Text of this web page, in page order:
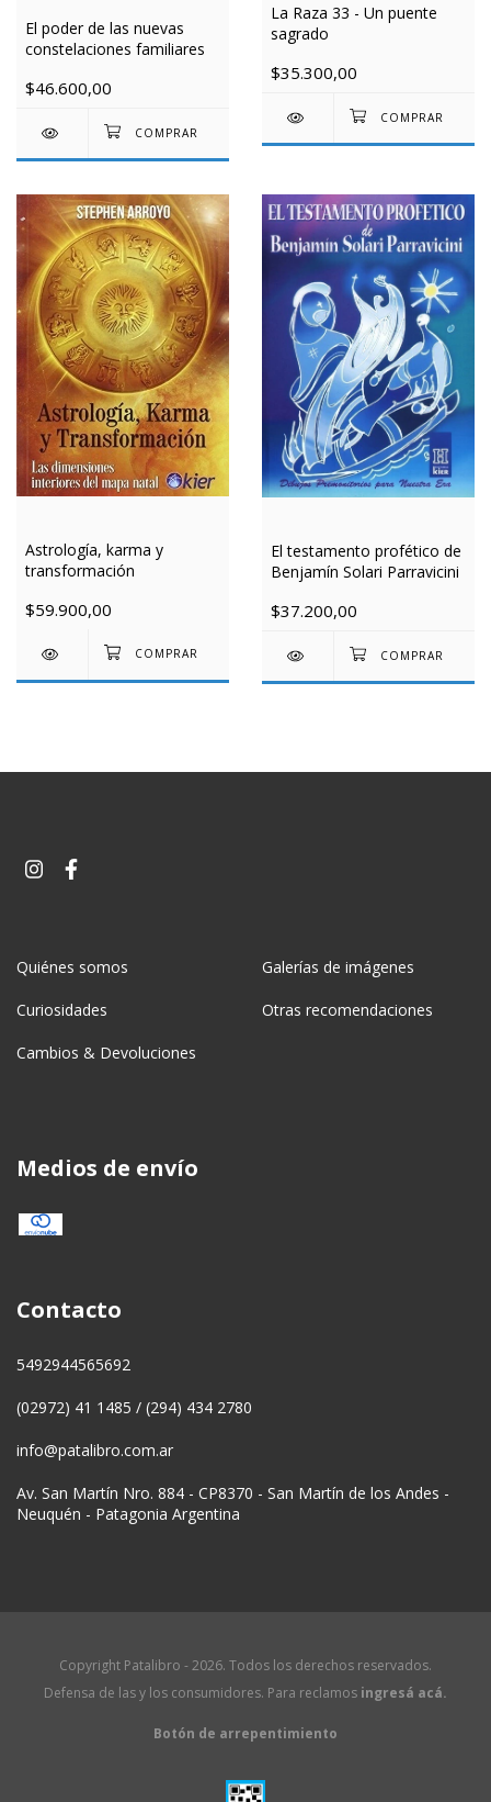
El poder de las nuevas
constelaciones familiares
$46.600,00
La Raza 33 - Un puente
sagrado
$35.300,00
Astrología, karma y
transformación
$59.900,00
El testamento profético de
Benjamín Solari Parravicini
$37.200,00
Quiénes somos Galerías de imágenes
Curiosidades Otras recomendaciones
Cambios & Devoluciones
Medios de envío
Contacto
5492944565692
(02972) 41 1485 / (294) 434 2780
info@patalibro.com.ar
Av. San Martín Nro. 884 - CP8370 - San Martín de los Andes -
Neuquén - Patagonia Argentina
Copyright Patalibro - 2026. Todos los derechos reservados.
Defensa de las y los consumidores. Para reclamos ingresá acá.
Botón de arrepentimiento